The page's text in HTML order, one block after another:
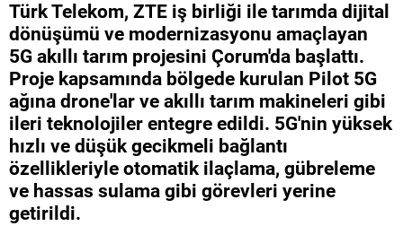
Türk Telekom, ZTE iş birliği ile tarımda dijital
dönüşümü ve modernizasyonu amaçlayan
5G akıllı tarım projesini Çorum'da başlattı.
Proje kapsamında bölgede kurulan Pilot 5G
ağına drone'lar ve akıllı tarım makineleri gibi
ileri teknolojiler entegre edildi. 5G'nin yüksek
hızlı ve düşük gecikmeli bağlantı
özellikleriyle otomatik ilaçlama, gübreleme
ve hassas sulama gibi görevleri yerine
getirildi.